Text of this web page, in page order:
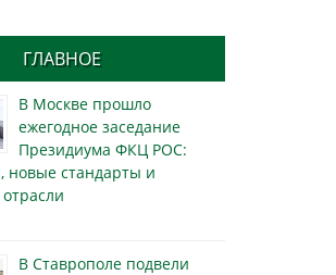
ГЛАВНОЕ
В Москве прошло
ежегодное заседание
Президиума ФКЦ РОС:
новые стандарты и
В Ставрополе подвели